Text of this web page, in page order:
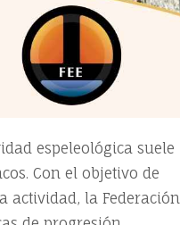
espeleológica suele
Con el objetivo de
actividad, la Federación